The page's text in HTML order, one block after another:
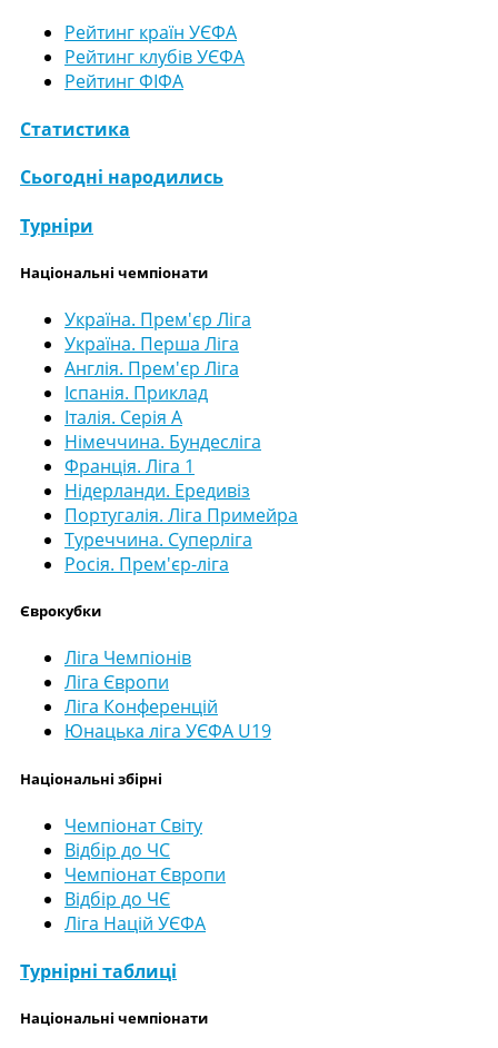
Рейтинг країн УЄФА
Рейтинг клубів УЄФА
Рейтинг ФІФА
Статистика
Сьогодні народились
Турніри
Національні чемпіонати
Україна. Прем'єр Ліга
Україна. Перша Ліга
Англія. Прем'єр Ліга
Іспанія. Приклад
Італія. Серія А
Німеччина. Бундесліга
Франція. Ліга 1
Нідерланди. Ередивіз
Португалія. Ліга Примейра
Туреччина. Суперліга
Росія. Прем'єр-ліга
Єврокубки
Ліга Чемпіонів
Ліга Європи
Ліга Конференцій
Юнацька ліга УЄФА U19
Національні збірні
Чемпіонат Світу
Відбір до ЧС
Чемпіонат Європи
Відбір до ЧЄ
Ліга Націй УЄФА
Турнірні таблиці
Національні чемпіонати